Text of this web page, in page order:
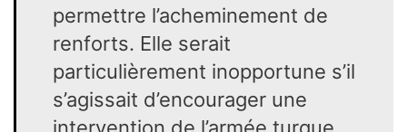
permettre l’acheminement de
renforts. Elle serait
particulièrement inopportune s’il
s’agissait d’encourager une